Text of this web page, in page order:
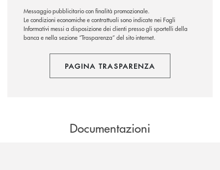
Messaggio pubblicitario con finalità promozionale.
Le condizioni economiche e contrattuali sono indicate nei Fogli
Informativi messi a disposizione dei clienti presso gli sportelli della
banca e nella sezione “Trasparenza” del sito internet.
PAGINA TRASPARENZA
Documentazioni